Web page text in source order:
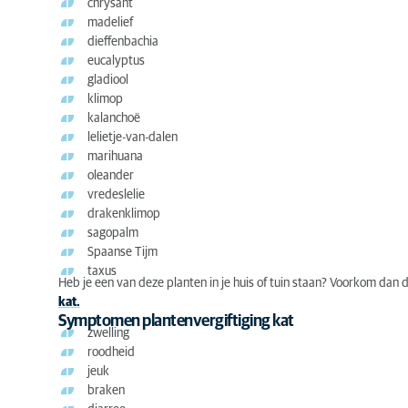
chrysant
madelief
dieffenbachia
eucalyptus
gladiool
klimop
kalanchoë
lelietje-van-dalen
marihuana
oleander
vredeslelie
drakenklimop
sagopalm
Spaanse Tijm
taxus
Heb je een van deze planten in je huis of tuin staan? Voorkom
kat.
Symptomen plantenvergiftiging kat
zwelling
roodheid
jeuk
braken